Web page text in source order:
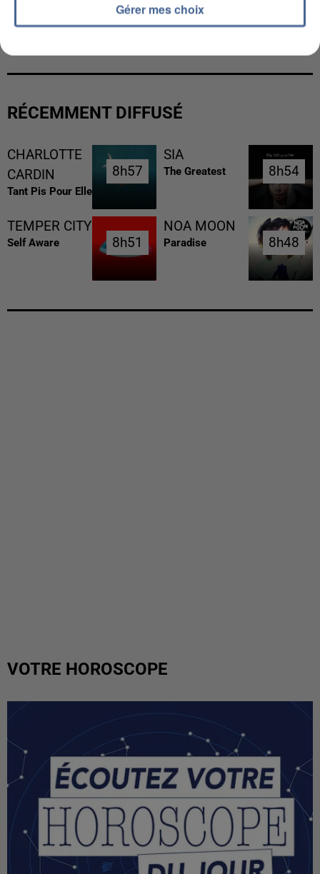
LES DONNÉES DE 300 000 CLIENTS DÉROBÉES À
RÉCEMMENT DIFFUSÉ
CHARLOTTE
CARDIN
Tant Pis Pour Elle
8h57
8h57
SIA
The Greatest 8h54
8h54
TEMPER CITY
Self Aware 8h51
8h51
NOA MOON
Paradise 8h48
8h48
VOTRE HOROSCOPE
Gérer mes choix